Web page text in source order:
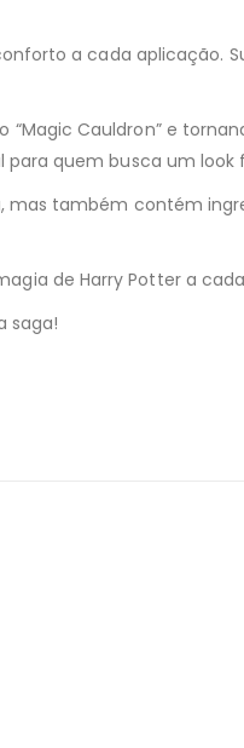
a cada aplicação.
Cauldron” e
quem busca um
também contém
de Harry Potter a
saga!